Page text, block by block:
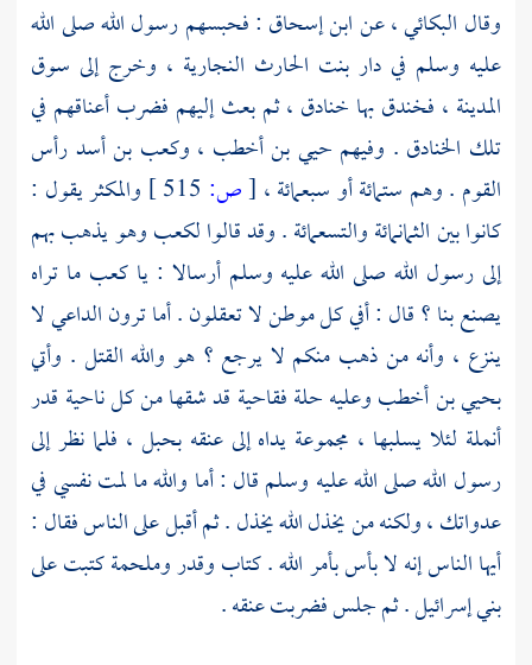
وقال البكائي ،عنابن إسحاق : فحبسهم رسول الله صلى الله
عليه وسلم في داربنت الحارث النجارية ، وخرج إلى سوق
المدينة ، فخندق بها خنادق ، ثم بعث إليهم فضرب أعناقهم في
تلك الخنادق . وفيهم حيي بن أخطب ، وكعب بن أسدرأس
القوم . وهم ستمائة أو سبعمائة ، [ص:
والمكثر يقول :
كانوا بين الثمانمائة والتسعمائة . وقد قالوالكعبوهو يذهب بهم
إلى رسول الله صلى الله عليه وسلم أرسالا : يا كعب ما تراه
يصنع بنا ؟ قال : أفي كل موطن لا تعقلون . أما ترون الداعي لا
ينزع ، وأنه من ذهب منكم لا يرجع ؟ هو والله القتل . وأتي
بحيي بن أخطبوعليه حلة فقاحية قد شقها من كل ناحية قدر
أنملة لئلا يسلبها ، مجموعة يداه إلى عنقه بحبل ، فلما نظر إلى
رسول الله صلى الله عليه وسلم قال : أما والله ما لمت نفسي في
عدواتك ، ولكنه من يخذل الله يخذل . ثم أقبل على الناس فقال :
أيها الناس إنه لا بأس بأمر الله . كتاب وقدر وملحمة كتبت على
بني إسرائيل. ثم جلس فضربت عنقه .